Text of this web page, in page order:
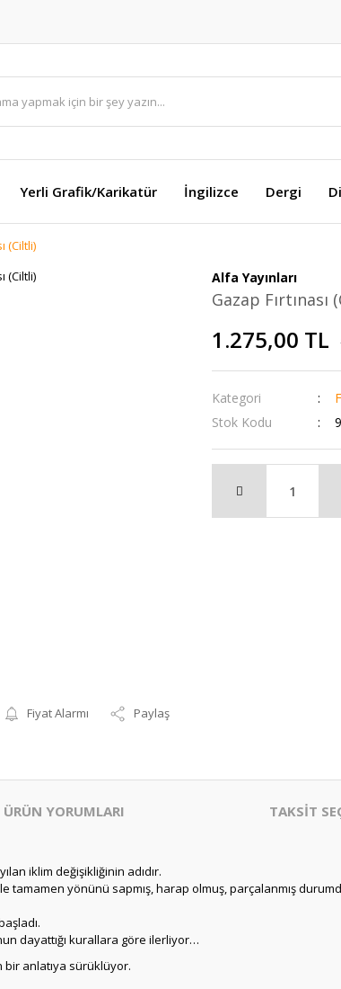
Yerli Grafik/Karikatür İngilizce Dergi
(Ciltli)
Fiyat Alarmı Paylaş
Alfa Yayınları
Gazap Fırtınası
1.275,00 TL
Kategori
Stok Kodu
ÜRÜN YORUMLARI TAKSİT
iklim değişikliğinin adıdır.
yönünü sapmış, harap olmuş, parçalanmış
dayattığı kurallara göre ilerliyor…
bir anlatıya sürüklüyor.